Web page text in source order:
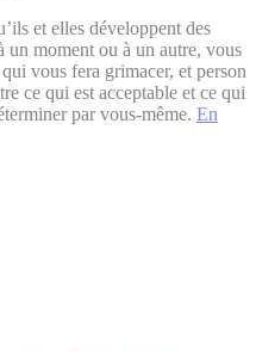
et elles développent des
un moment ou à un autre, vous
vous fera grimacer, et
ce qui est acceptable et ce qui
par vous-même. En